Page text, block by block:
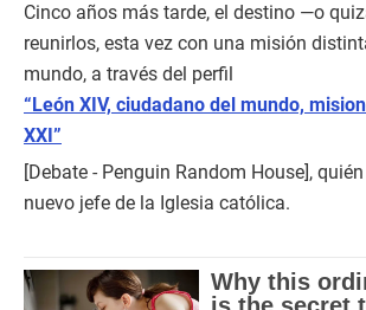
Cinco años más tarde, el destino —o
reunirlos, esta vez con una misión
mundo, a través del perfil
“León XIV, ciudadano del mundo,
XXI”
[Debate - Penguin Random House],
nuevo jefe de la Iglesia católica.